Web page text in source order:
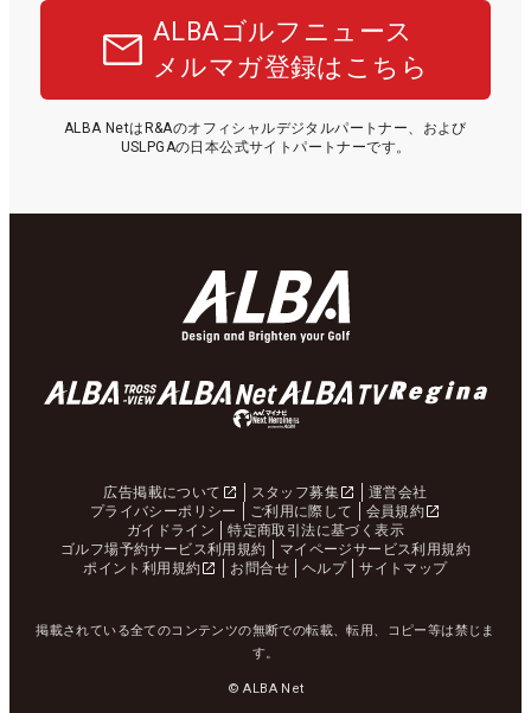
ALBAゴルフニュース
メルマガ登録はこちら
ALBA NetはR&Aのオフィシャルデジタルパートナー、および
USLPGAの日本公式サイトパートナーです。
広告掲載について スタッフ募集
運営会社
プライバシーポリシー
ご利用に際して
会員規約
ガイドライン
特定商取引法に基づく表示
ゴルフ場予約サービス利用規約
マイページサービス利用規約
ポイント利用規約
お問合せ ヘルプ サイトマップ
掲載されている全てのコンテンツの無断での転載、転用、コピー等は禁じま
す。
© ALBA Net